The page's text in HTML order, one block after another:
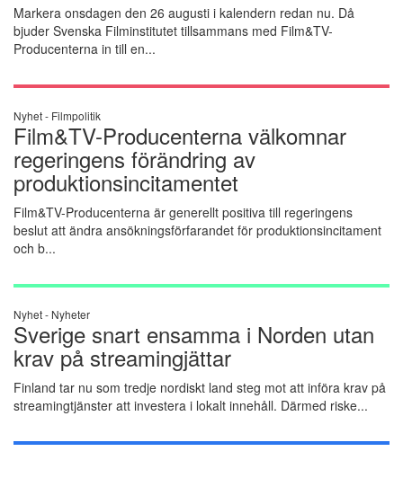
Markera onsdagen den 26 augusti i kalendern redan nu. Då
bjuder Svenska Filminstitutet tillsammans med Film&TV-
Producenterna in till en...
Nyhet - Filmpolitik
Film&TV-Producenterna välkomnar
regeringens förändring av
produktionsincitamentet
Film&TV-Producenterna är generellt positiva till regeringens
beslut att ändra ansökningsförfarandet för produktionsincitament
och b...
Nyhet - Nyheter
Sverige snart ensamma i Norden utan
krav på streamingjättar
Finland tar nu som tredje nordiskt land steg mot att införa krav på
streamingtjänster att investera i lokalt innehåll. Därmed riske...